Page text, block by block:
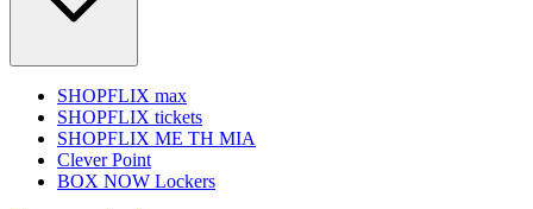
SHOPFLIX max
SHOPFLIX tickets
SHOPFLIX ΜΕ ΤΗ ΜΙΑ
Clever Point
BOX NOW Lockers